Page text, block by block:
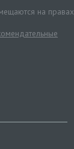
на правах